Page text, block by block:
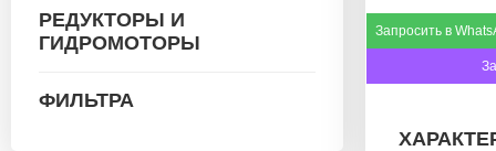
РЕДУКТОРЫ И
ГИДРОМОТОРЫ
ФИЛЬТРА
Запросить в